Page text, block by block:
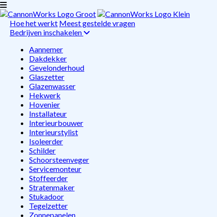
Hoe het werkt Meest gestelde vragen
Bedrijven inschakelen
Aannemer
Dakdekker
Gevelonderhoud
Glaszetter
Glazenwasser
Hekwerk
Hovenier
Installateur
Interieurbouwer
Interieurstylist
Isoleerder
Schilder
Schoorsteenveger
Servicemonteur
Stoffeerder
Stratenmaker
Stukadoor
Tegelzetter
Zonnepanelen